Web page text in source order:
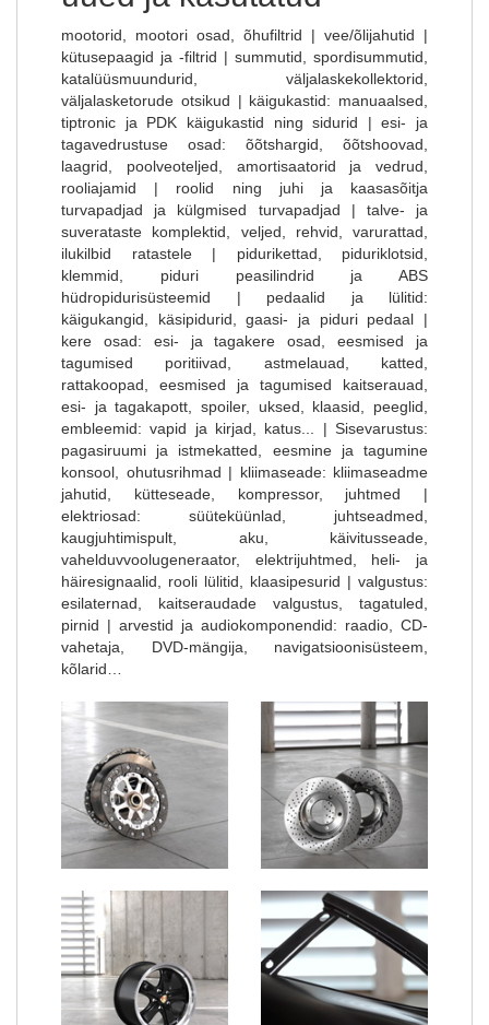
mootorid, mootori osad, õhufiltrid | vee/õlijahutid |
kütusepaagid ja -filtrid | summutid, spordisummutid,
katalüüsmuundurid, väljalaskekollektorid,
väljalasketorude otsikud | käigukastid: manuaalsed,
tiptronic ja PDK käigukastid ning sidurid | esi- ja
tagavedrustuse osad: õõtshargid, õõtshoovad,
laagrid, poolveoteljed, amortisaatorid ja vedrud,
rooliajamid | roolid ning juhi ja kaasasõitja
turvapadjad ja külgmised turvapadjad | talve- ja
suverataste komplektid, veljed, rehvid, varurattad,
ilukilbid ratastele | pidurikettad, piduriklotsid,
klemmid, piduri peasilindrid ja ABS
hüdropidurisüsteemid | pedaalid ja lülitid:
käigukangid, käsipidurid, gaasi- ja piduri pedaal |
kere osad: esi- ja tagakere osad, eesmised ja
tagumised poritiivad, astmelauad, katted,
rattakoopad, eesmised ja tagumised kaitserauad,
esi- ja tagakapott, spoiler, uksed, klaasid, peeglid,
embleemid: vapid ja kirjad, katus... | Sisevarustus:
pagasiruumi ja istmekatted, eesmine ja tagumine
konsool, ohutusrihmad | kliimaseade: kliimaseadme
jahutid, kütteseade, kompressor, juhtmed |
elektriosad: süüteküünlad, juhtseadmed,
kaugjuhtimispult, aku, käivitusseade,
vahelduvvoolugeneraator, elektrijuhtmed, heli- ja
häiresignaalid, rooli lülitid, klaasipesurid | valgustus:
esilaternad, kaitseraudade valgustus, tagatuled,
pirnid | arvestid ja audiokomponendid: raadio, CD-
vahetaja, DVD-mängija, navigatsioonisüsteem,
kõlarid…